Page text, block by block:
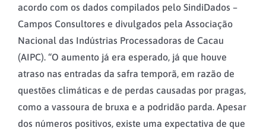
acordo com os dados compilados pelo SindiDados –
Campos Consultores e divulgados pela Associação
Nacional das Indústrias Processadoras de Cacau
(AIPC). “O aumento já era esperado, já que houve
atraso nas entradas da safra temporã, em razão de
questões climáticas e de perdas causadas por pragas,
como a vassoura de bruxa e a podridão parda. Apesar
dos números positivos, existe uma expectativa de que